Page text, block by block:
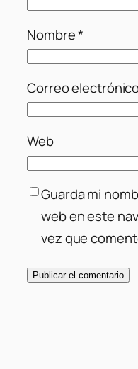
Nombre*
Correo
Web
Guarda mi
web en este
vez que